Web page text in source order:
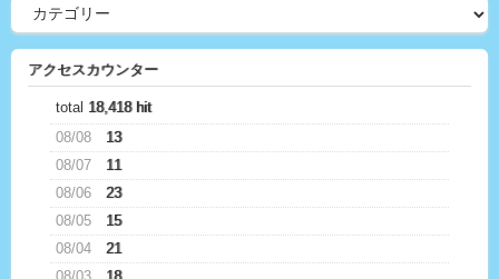
アクセスカウンター
total 18,418 hit
08/08
13
08/07
11
08/06
23
08/05
15
08/04
21